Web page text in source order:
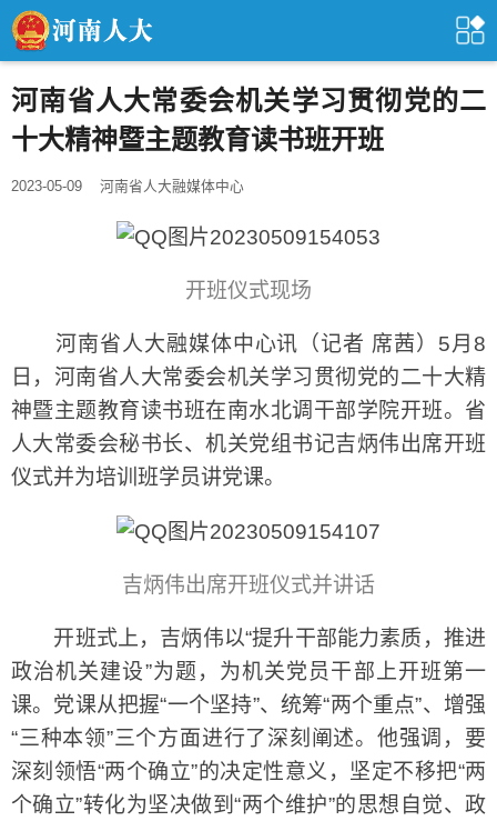
河南省人大常委会机关学习贯彻党的二
十大精神暨主题教育读书班开班
2023-05-09 河南省人大融媒体中心
开班仪式现场
河南省人大融媒体中心讯（记者 席茜）5月8
日，河南省人大常委会机关学习贯彻党的二十大精
神暨主题教育读书班在南水北调干部学院开班。省
人大常委会秘书长、机关党组书记吉炳伟出席开班
仪式并为培训班学员讲党课。
吉炳伟出席开班仪式并讲话
开班式上，吉炳伟以“提升干部能力素质，推进
政治机关建设”为题，为机关党员干部上开班第一
课。党课从把握“一个坚持”、统筹“两个重点”、增强
“三种本领”三个方面进行了深刻阐述。他强调，要
深刻领悟“两个确立”的决定性意义，坚定不移把“两
个确立”转化为坚决做到“两个维护”的思想自觉、政